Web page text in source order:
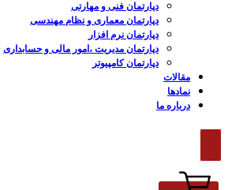
دپارتمان فنی و مهارتی
دپارتمان معماری و نظام مهندسی
دپارتمان نرم افزار
دپارتمان مدیریت ،امور مالی و حسابداری
دپارتمان کامپیوتر
مقالات
نمادها
درباره ما